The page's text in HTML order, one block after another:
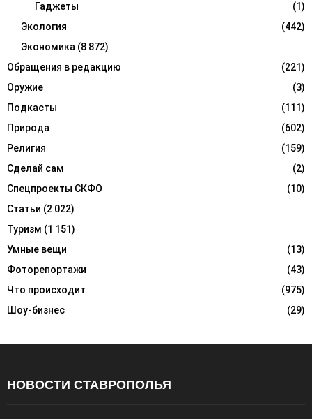
Гаджеты
(1)
Экология
(442)
Экономика (8 872)
Обращения в редакцию
(221)
Оружие
(3)
Подкасты
(111)
Природа
(602)
Религия
(159)
Сделай сам
(2)
Спецпроекты СКФО
(10)
Статьи (2 022)
Туризм (1 151)
Умные вещи
(13)
Фоторепортажи
(43)
Что происходит
(975)
Шоу-бизнес
(29)
НОВОСТИ СТАВРОПОЛЬЯ